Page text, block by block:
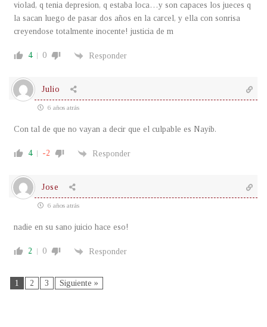
violad, q tenia depresion, q estaba loca…y son capaces los jueces q
la sacan luego de pasar dos años en la carcel, y ella con sonrisa
creyendose totalmente inocente! justicia de m
4 0 Responder
Julio
6 años atrás
Con tal de que no vayan a decir que el culpable es Nayib.
4 -2 Responder
Jose
6 años atrás
nadie en su sano juicio hace eso!
2 0 Responder
1 2 3 Siguiente »